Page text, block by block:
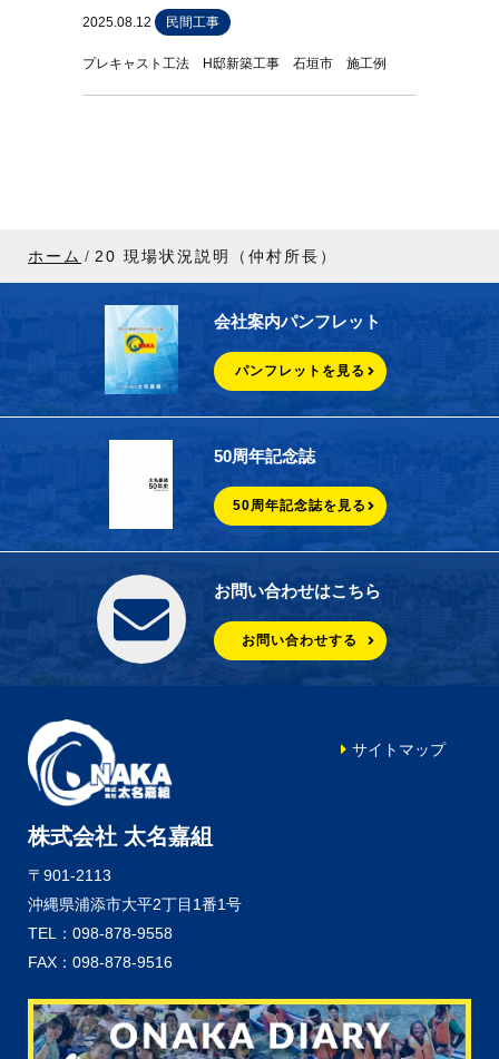
2025.08.12 民間工事
プレキャスト工法 H邸新築工事 石垣市 施工例
ホーム 20 現場状況説明（仲村所長）
会社案内パンフレット
パンフレットを見る
50周年記念誌
50周年記念誌を見る
お問い合わせはこちら
お問い合わせする
株式会社 太名嘉組
〒901-2113
沖縄県浦添市大平2丁目1番1号
TEL：098-878-9558
FAX：098-878-9516
サイトマップ